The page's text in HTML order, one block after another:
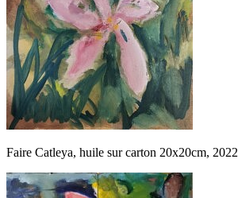
Faire Catleya, huile sur carton 20x20cm, 2022